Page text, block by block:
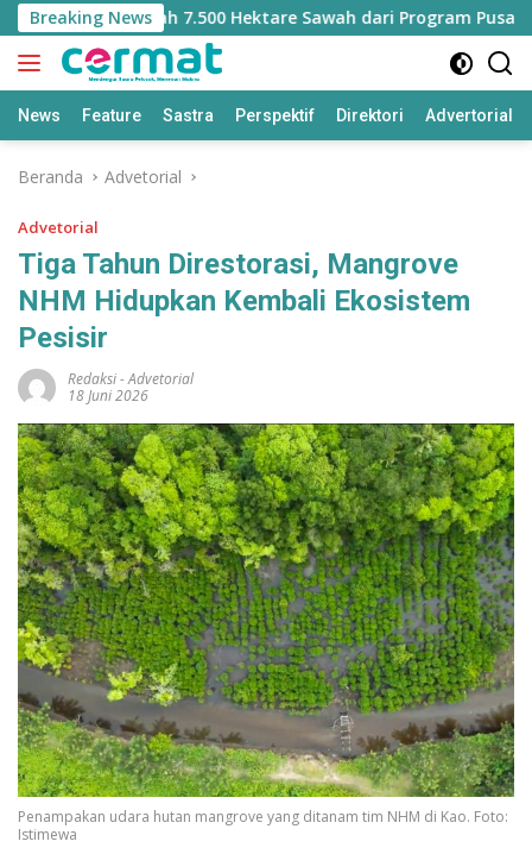
Langsung
ke
konten
Breaking News
Jatah 7.500 Hektare Sawah dari Program Pusat
News Feature Sastra Perspektif Direktori Advertorial
Beranda Advetorial
Advetorial
Tiga Tahun Direstorasi, Mangrove
NHM Hidupkan Kembali Ekosistem
Pesisir
Redaksi-Advetorial
18 Juni 2026
Penampakan udara hutan mangrove yang ditanam tim NHM di Kao. Foto:
Istimewa